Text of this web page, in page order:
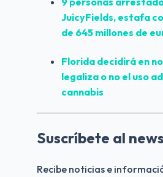
JuicyFields, estafa
de 645 millones de
Florida decidirá en
legaliza o no el uso
cannabis
Suscríbete al
Recibe noticias e